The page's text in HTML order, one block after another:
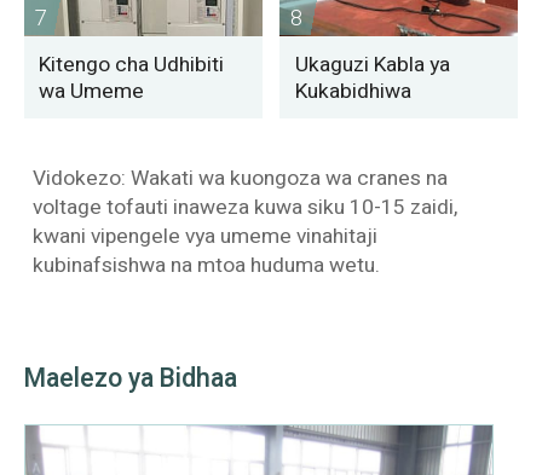
7
Kitengo cha Udhibiti
wa Umeme
8
Ukaguzi Kabla ya
Kukabidhiwa
Vidokezo: Wakati wa kuongoza wa cranes na
voltage tofauti inaweza kuwa siku 10-15 zaidi,
kwani vipengele vya umeme vinahitaji
kubinafsishwa na mtoa huduma wetu.
Maelezo ya Bidhaa